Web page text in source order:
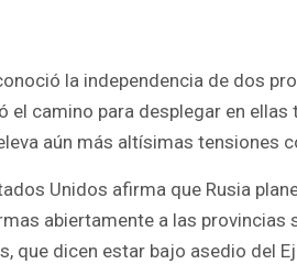
la independencia de dos
el camino para desplegar en
aún más altísimas tensiones
Unidos afirma que Rusia
abiertamente a las provincias
que dicen estar bajo asedio del